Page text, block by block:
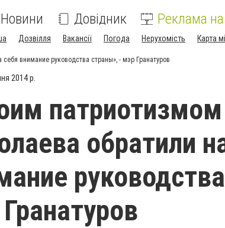
Новини Довідник Реклама на
Дозвілля Вакансії Погода Нерухомість Карта
внимание руководства страны», - мэр Гранатуров
2014 р.
обратили